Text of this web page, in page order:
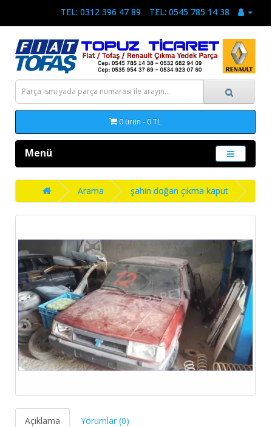
TEL: 0312 396 47 89 TEL: 0545 785 14 38
0 ürün - 0 TL
Menü
Arama şahin doğan çıkma kaput
Açıklama Yorumlar (0)